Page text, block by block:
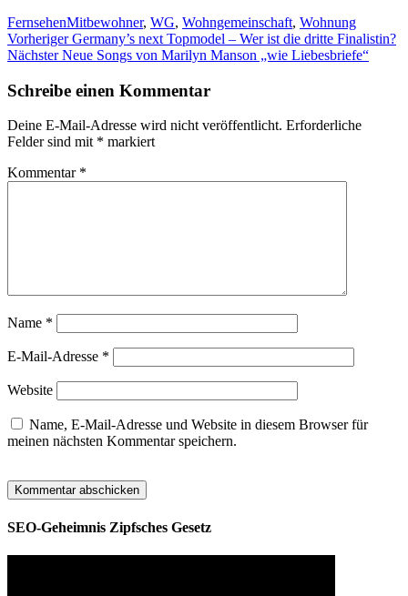
Kategorien
FernsehenSchlagwörter
Mitbewohner, WG, Wohngemeinschaft, Wohnung
Beitragsnavigation
VorherigerVorheriger
Beitrag:
Germany’s next Topmodel – Wer ist die dritte Finalistin?
NächsterNächster
Neue Songs von Marilyn Manson „wie Liebesbriefe“
Schreibe einen Kommentar
Deine E-Mail-Adresse wird nicht veröffentlicht. Erforderliche
Felder sind mit * markiert
Kommentar *
Name *
E-Mail-Adresse *
Website
Name, E-Mail-Adresse und Website in diesem Browser für
meinen nächsten Kommentar speichern.
SEO-Geheimnis Zipfsches Gesetz